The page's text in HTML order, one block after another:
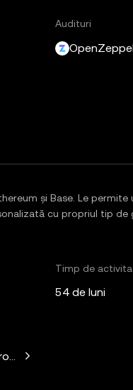
Audituri
și Base. Le permite
cu propriul tip de
Timp de
54 de luni
Mechanism